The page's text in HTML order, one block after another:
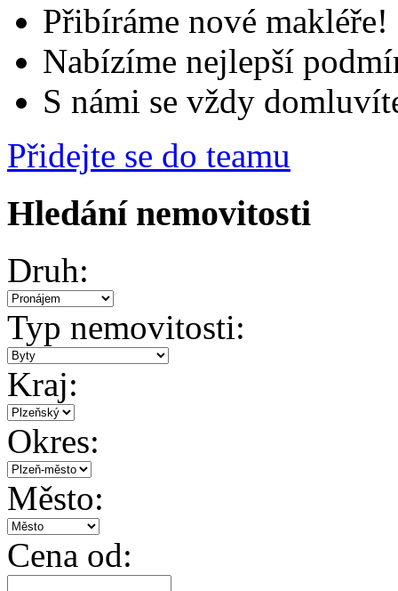
Přibíráme nové makléře!
Nabízíme nejlepší
S námi se vždy
Přidejte se do teamu
Hledání nemovitosti
Druh:
Typ nemovitosti:
Kraj:
Okres:
Město:
Cena od: